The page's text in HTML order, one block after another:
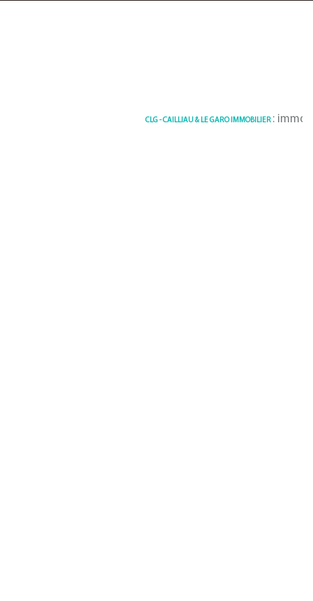
CLG - CAILLIAU & LE GARO IMMOBILIER: immobilier